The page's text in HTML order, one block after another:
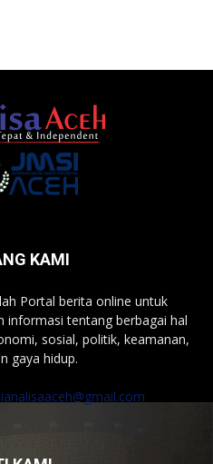
KAMI
Portal berita online untuk
informasi tentang berbagai hal
sosial, politik, keamanan,
gaya hidup.